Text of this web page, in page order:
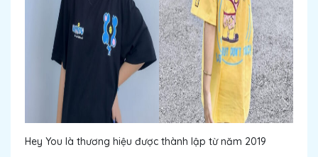
Hey You là thương hiệu được thành lập từ năm 2019